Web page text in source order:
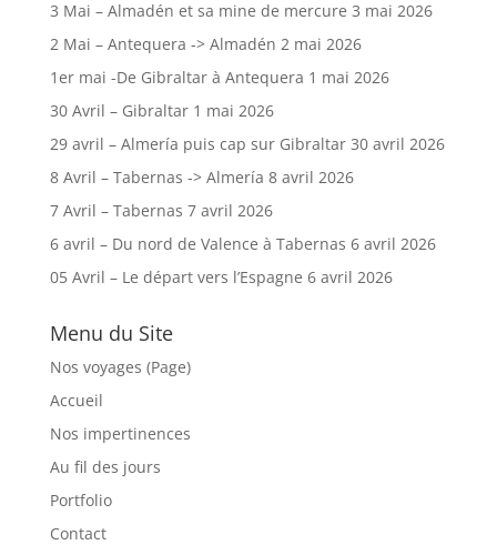
3 Mai – Almadén et sa mine de mercure 3 mai 2026
2 Mai – Antequera -> Almadén 2 mai 2026
1er mai -De Gibraltar à Antequera 1 mai 2026
30 Avril – Gibraltar 1 mai 2026
29 avril – Almería puis cap sur Gibraltar 30 avril 2026
8 Avril – Tabernas -> Almería 8 avril 2026
7 Avril – Tabernas 7 avril 2026
6 avril – Du nord de Valence à Tabernas 6 avril 2026
05 Avril – Le départ vers l’Espagne 6 avril 2026
Menu du Site
Nos voyages (Page)
Accueil
Nos impertinences
Au fil des jours
Portfolio
Contact